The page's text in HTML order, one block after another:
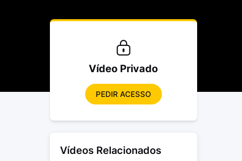
Vídeo Privado
PEDIR ACESSO
Vídeos Relacionados